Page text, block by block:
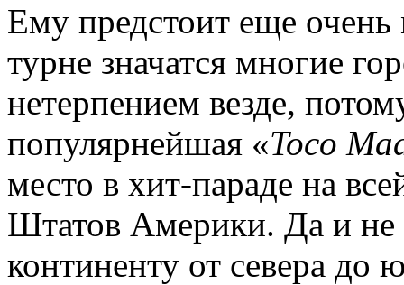
Ему предстоит еще очень
турне значатся многие
нетерпением везде,
популярнейшая «Toco
место в хит-параде на
Штатов Америки. Да и не
континенту от севера до